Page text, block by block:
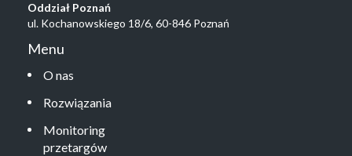
Oddział Poznań
ul. Kochanowskiego 18/6, 60-846 Poznań
Menu
O nas
Rozwiązania
Monitoring
przetargów